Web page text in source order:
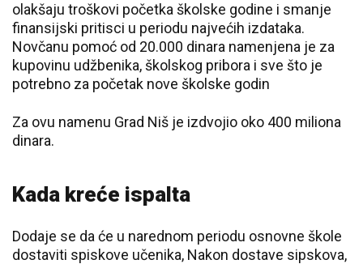
olakšaju troškovi početka školske godine i smanje
finansijski pritisci u periodu najvećih izdataka.
Novčanu pomoć od 20.000 dinara namenjena je za
kupovinu udžbenika, školskog pribora i sve što je
potrebno za početak nove školske godin
Za ovu namenu Grad Niš je izdvojio oko 400 miliona
dinara.
Kada kreće ispalta
Dodaje se da će u narednom periodu osnovne škole
dostaviti spiskove učenika, Nakon dostave sipskova,